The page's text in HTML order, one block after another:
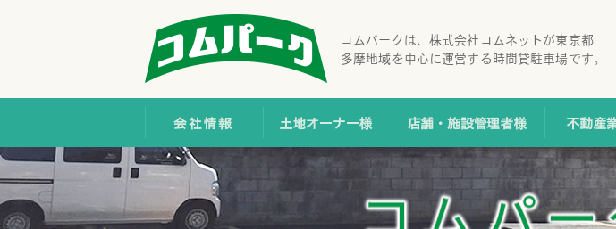
コムパークは、株式会社コムネットが東京都
多摩地域を中心に運営する時間貸駐車場です。